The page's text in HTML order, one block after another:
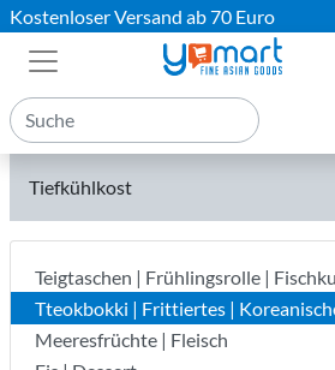
Kostenloser Versand ab 70 Euro
Tiefkühlkost
Teigtaschen | Frühlingsrolle |
Tteokbokki | Frittiertes |
Meeresfrüchte | Fleisch